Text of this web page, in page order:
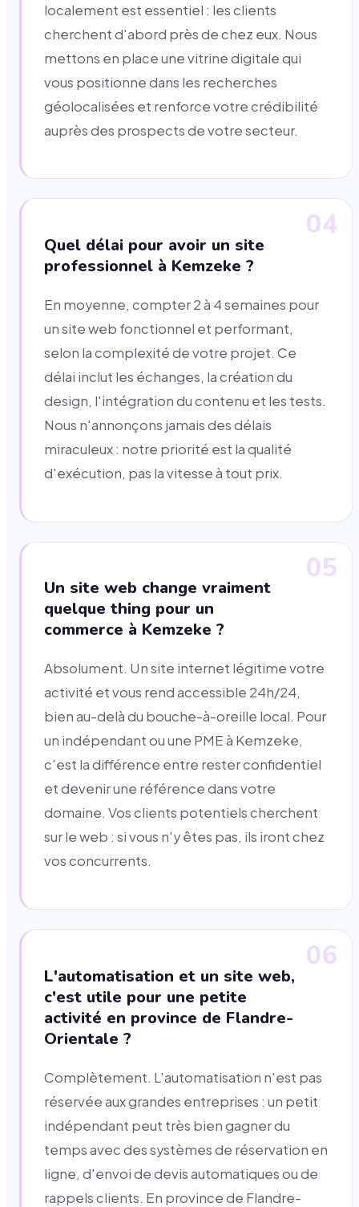
localement est essentiel : les clients
cherchent d'abord près de chez eux. Nous
mettons en place une vitrine digitale qui
vous positionne dans les recherches
géolocalisées et renforce votre crédibilité
auprès des prospects de votre secteur.
04
Quel délai pour avoir un site
professionnel à Kemzeke ?
En moyenne, compter 2 à 4 semaines pour
un site web fonctionnel et performant,
selon la complexité de votre projet. Ce
délai inclut les échanges, la création du
design, l'intégration du contenu et les tests.
Nous n'annonçons jamais des délais
miraculeux : notre priorité est la qualité
d'exécution, pas la vitesse à tout prix.
05
Un site web change vraiment
quelque thing pour un
commerce à Kemzeke ?
Absolument. Un site internet légitime votre
activité et vous rend accessible 24h/24,
bien au-delà du bouche-à-oreille local. Pour
un indépendant ou une PME à Kemzeke,
c'est la différence entre rester confidentiel
et devenir une référence dans votre
domaine. Vos clients potentiels cherchent
sur le web : si vous n'y êtes pas, ils iront chez
vos concurrents.
06
L'automatisation et un site web,
c'est utile pour une petite
activité en province de Flandre-
Orientale ?
Complètement. L'automatisation n'est pas
réservée aux grandes entreprises : un petit
indépendant peut très bien gagner du
temps avec des systèmes de réservation en
ligne, d'envoi de devis automatiques ou de
rappels clients. En province de Flandre-